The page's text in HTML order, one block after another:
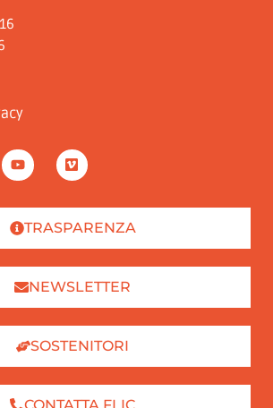
TRASPARENZA
NEWSLETTER
SOSTENITORI